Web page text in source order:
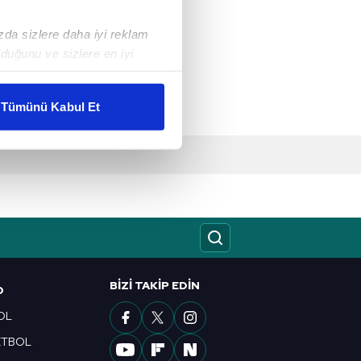
sizlere daha iyi reklam
ve sizlere en iyi
gösterilmeyecektir."
ve sitemizde ilgili
Tümünü Kabul Et
BIZI TAKIP EDIN